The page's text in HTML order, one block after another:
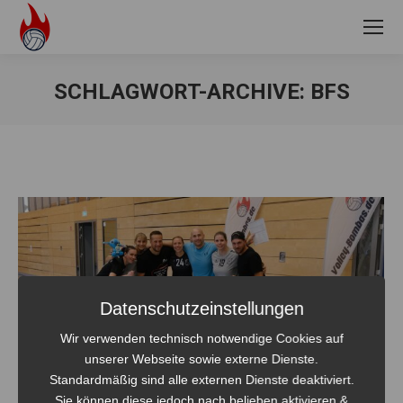
SCHLAGWORT-ARCHIVE: BFS
Datenschutzeinstellungen
Wir verwenden technisch notwendige Cookies auf
unserer Webseite sowie externe Dienste.
Standardmäßig sind alle externen Dienste deaktiviert.